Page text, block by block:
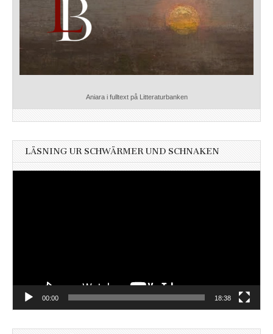
Aniara i fulltext på Litteraturbanken
LÄSNING UR SCHWÄRMER UND SCHNAKEN
00:00 18:38